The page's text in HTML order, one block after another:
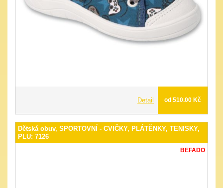
Detail od 510.00 Kč
Dětská obuv, SPORTOVNÍ - CVIČKY, PLÁTĚNKY, TENISKY,
PLU: 7126
BEFADO